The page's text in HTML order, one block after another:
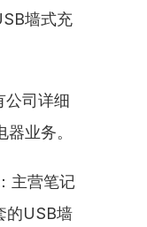
墙式充
公司详细
业务。
：主营笔记
的USB墙